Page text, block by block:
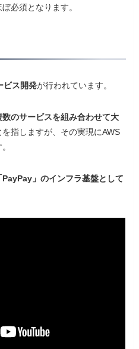
必須となります。
ビス開発が行われています。
数のサービスを組み合わせて大
を指しますが、その実現にAWS
」のインフラ基盤として